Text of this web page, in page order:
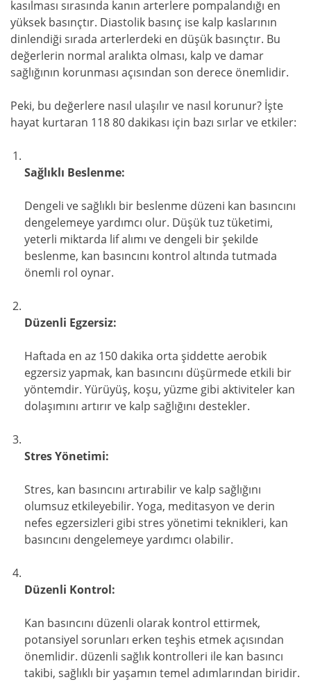
kasılması sırasında kanın arterlere pompalandığı en
yüksek basınçtır. Diastolik basınç ise kalp kaslarının
dinlendiği sırada arterlerdeki en düşük basınçtır. Bu
değerlerin normal aralıkta olması, kalp ve damar
sağlığının korunması açısından son derece önemlidir.
Peki, bu değerlere nasıl ulaşılır ve nasıl korunur? İşte
hayat kurtaran 118 80 dakikası için bazı sırlar ve etkiler:
Sağlıklı Beslenme:
Dengeli ve sağlıklı bir beslenme düzeni kan basıncını
dengelemeye yardımcı olur. Düşük tuz tüketimi,
yeterli miktarda lif alımı ve dengeli bir şekilde
beslenme, kan basıncını kontrol altında tutmada
önemli rol oynar.
Düzenli Egzersiz:
Haftada en az 150 dakika orta şiddette aerobik
egzersiz yapmak, kan basıncını düşürmede etkili bir
yöntemdir. Yürüyüş, koşu, yüzme gibi aktiviteler kan
dolaşımını artırır ve kalp sağlığını destekler.
Stres Yönetimi:
Stres, kan basıncını artırabilir ve kalp sağlığını
olumsuz etkileyebilir. Yoga, meditasyon ve derin
nefes egzersizleri gibi stres yönetimi teknikleri, kan
basıncını dengelemeye yardımcı olabilir.
Düzenli Kontrol:
Kan basıncını düzenli olarak kontrol ettirmek,
potansiyel sorunları erken teşhis etmek açısından
önemlidir. düzenli sağlık kontrolleri ile kan basıncı
takibi, sağlıklı bir yaşamın temel adımlarından biridir.